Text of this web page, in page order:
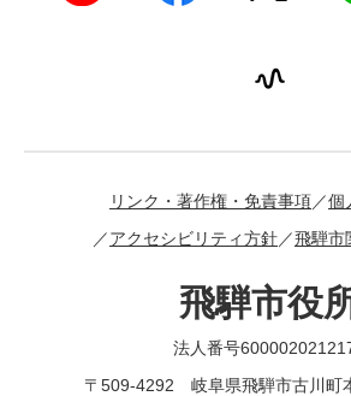
リンク・著作権・免責事項
個
アクセシビリティ方針
飛騨市
飛騨市役
法人番号
〒509-4292 岐阜県飛騨市古川町